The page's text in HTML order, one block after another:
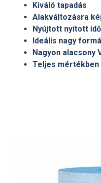
Kiváló tapadás
Alakváltozásra
Nyújtott nyitott idő
Ideális nagy
Nagyon alacsony
Teljes mértékben